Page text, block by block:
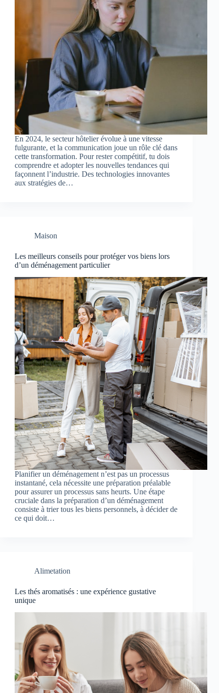
En 2024, le secteur hôtelier évolue à une vitesse
fulgurante, et la communication joue un rôle clé dans
cette transformation. Pour rester compétitif, tu dois
comprendre et adopter les nouvelles tendances qui
façonnent l’industrie. Des technologies innovantes
aux stratégies de…
Maison
Les meilleurs conseils pour protéger vos biens lors
d’un déménagement particulier
Planifier un déménagement n’est pas un processus
instantané, cela nécessite une préparation préalable
pour assurer un processus sans heurts. Une étape
cruciale dans la préparation d’un déménagement
consiste à trier tous les biens personnels, à décider de
ce qui doit…
Alimetation
Les thés aromatisés : une expérience gustative
unique